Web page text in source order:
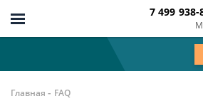
7 499 938-
Главная - FAQ